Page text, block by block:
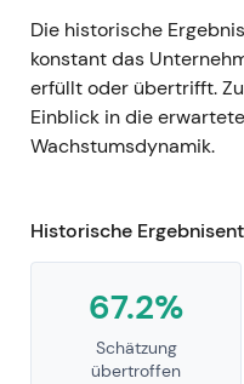
Die historische
konstant das
erfüllt oder übertrifft.
Einblick in die
Wachstumsdynamik.
Historische
67.2%
Schätzung
übertroffen